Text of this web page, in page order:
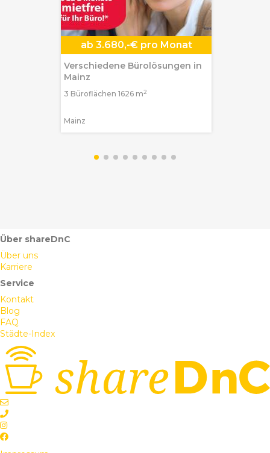
ab 3.680,-€ pro Monat
Verschiedene Bürolösungen in
Mainz
3 Büroflächen 1626 m2
Mainz
Über shareDnC
Über uns
Karriere
Service
Kontakt
Blog
FAQ
Städte-Index